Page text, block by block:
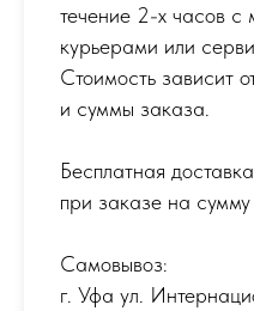
течение 2-х часов
курьерами или
Стоимость зависит
и суммы заказа.
Бесплатная
при заказе на
Самовывоз:
г. Уфа ул.